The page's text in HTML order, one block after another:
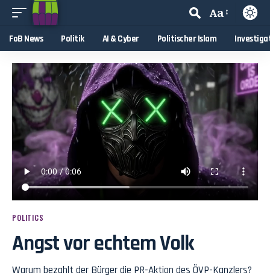
Aa
FoB News Politik AI & Cyber Politischer Islam
POLITICS
Angst vor echtem Volk
Warum bezahlt der Bürger die PR-Aktion des ÖVP-Kanzlers?